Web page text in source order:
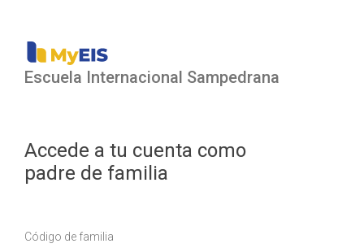
Escuela Internacional Sampedrana
Accede a tu cuenta como
padre de familia
Código de familia